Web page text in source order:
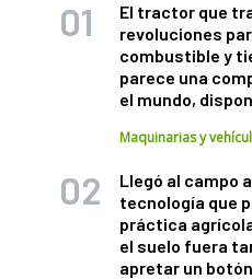
El tractor que
revoluciones
combustible y
parece una
el mundo,
Maquinarias y
Llegó al campo
tecnología que
práctica
el suelo fuera
apretar un